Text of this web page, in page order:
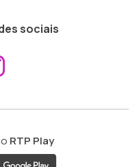
sociais
ao
RTP Play